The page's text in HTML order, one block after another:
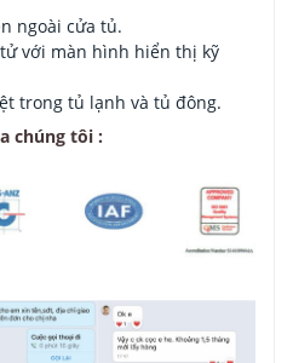
kWh / năm
có chiều cao lớn
thực phẩm đông lạnh: 2
bao gồm 2 kệ với chiều cao
177,0 cm x 91,0 cm x W D